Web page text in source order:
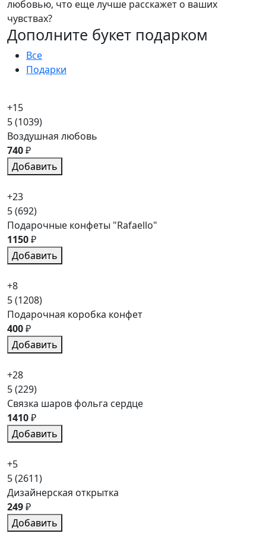
любовью, что еще лучше расскажет о ваших
чувствах?
Дополните букет подарком
Все
Подарки
+15
5(1039)
Воздушная любовь
740₽
Добавить
+23
5(692)
Подарочные конфеты "Rafaello"
1150₽
Добавить
+8
5(1208)
Подарочная коробка конфет
400₽
Добавить
+28
5(229)
Связка шаров фольга сердце
1410₽
Добавить
+5
5(2611)
Дизайнерская открытка
249₽
Добавить